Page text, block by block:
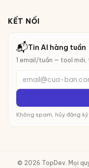
KẾT NỐI
📬Tin AI hàng tuần
1 email/tuần — tool mới,
email@cua-
Không spam, hủy đăng
© 2026 TopDev. Mọi